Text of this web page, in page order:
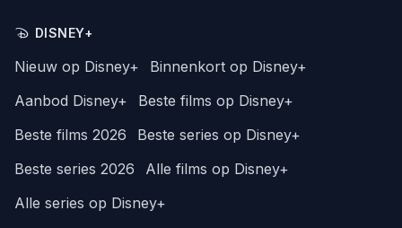
DISNEY+
Nieuw op Disney+
Binnenkort op Disney+
Aanbod Disney+
Beste films op Disney+
Beste films 2026
Beste series op Disney+
Beste series 2026
Alle films op Disney+
Alle series op Disney+